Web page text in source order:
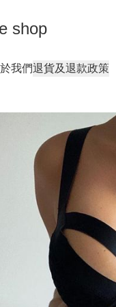
shop
我們退貨及退款政策